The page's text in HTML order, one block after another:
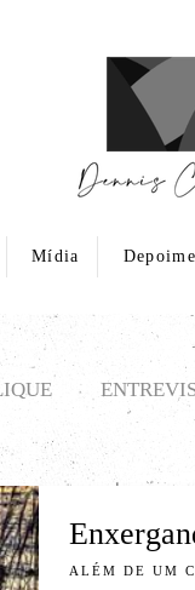
Mídia
ALÉM DE UM